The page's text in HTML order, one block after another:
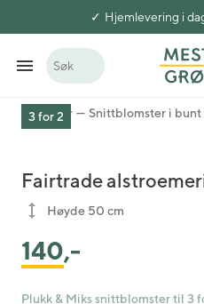
Hjemlevering i
Søk
Blomster Snittblomster i bunt
3 for 2
Fairtrade
Høyde 50 cm
140,-
Plukk & Miks snittblomster til 3